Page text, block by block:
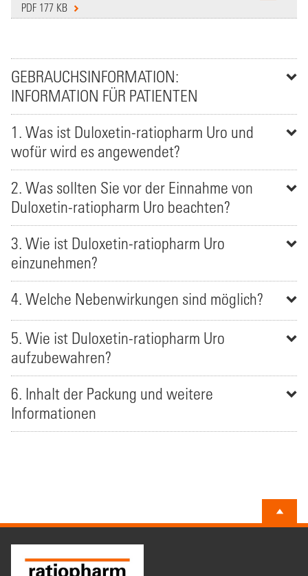
PDF 177 KB
GEBRAUCHSINFORMATION:
INFORMATION FÜR PATIENTEN
1. Was ist Duloxetin-ratiopharm Uro und
wofür wird es angewendet?
2. Was sollten Sie vor der Einnahme von
Duloxetin-ratiopharm Uro beachten?
3. Wie ist Duloxetin-ratiopharm Uro
einzunehmen?
4. Welche Nebenwirkungen sind möglich?
5. Wie ist Duloxetin-ratiopharm Uro
aufzubewahren?
6. Inhalt der Packung und weitere
Informationen